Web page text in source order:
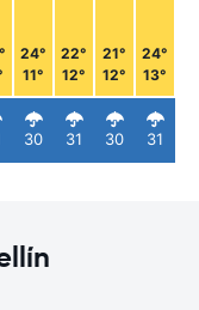
24°
11°
30
22°
12°
31
21°
12°
30
24°
13°
31